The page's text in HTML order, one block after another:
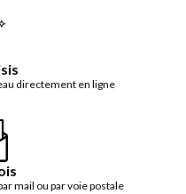
directement en ligne
mail ou par voie postale